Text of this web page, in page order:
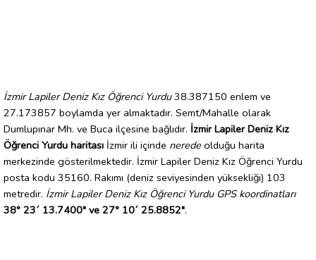
İzmir Lapiler Deniz Kız Öğrenci Yurdu38.387150 enlem ve
27.173857 boylamda yer almaktadır. Semt/Mahalle olarak
Dumlupınar Mh. ve Buca ilçesine bağlıdır. İzmir Lapiler Deniz Kız
Öğrenci Yurdu haritası İzmir ili içinde nerede olduğu harita
merkezinde gösterilmektedir. İzmir Lapiler Deniz Kız Öğrenci Yurdu
posta kodu 35160. Rakımı (deniz seviyesinden yüksekliği) 103
metredir. İzmir Lapiler Deniz Kız Öğrenci Yurdu GPS koordinatları
38° 23´ 13.7400" ve 27° 10´ 25.8852".